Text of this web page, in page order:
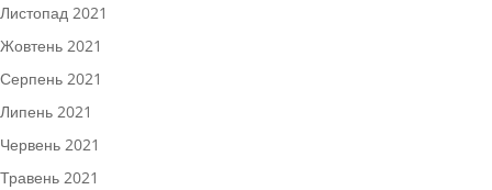
Листопад 2021
Жовтень 2021
Серпень 2021
Липень 2021
Червень 2021
Травень 2021